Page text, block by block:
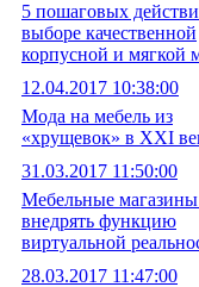
5 пошаговых
выборе качественной
корпусной и мягкой
12.04.2017 10:38:00
Мода на мебель из
«хрущевок» в XXI
31.03.2017 11:50:00
Мебельные магазины
внедрять функцию
виртуальной
28.03.2017 11:47:00